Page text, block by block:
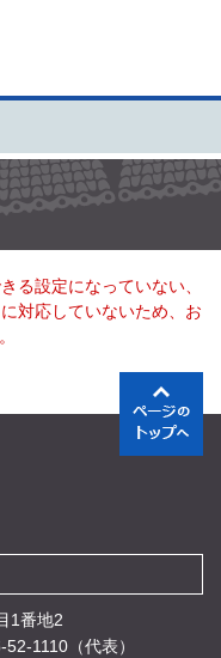
る設定になっていない、
対応していないため、お
1番地2
1110（代表）